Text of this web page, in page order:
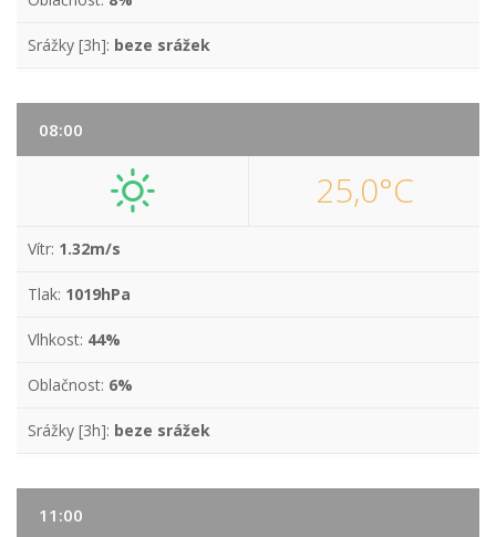
Srážky [3h]: beze srážek
08:00
25,0°C
Vítr: 1.32m/s
Tlak: 1019hPa
Vlhkost: 44%
Oblačnost: 6%
Srážky [3h]: beze srážek
11:00